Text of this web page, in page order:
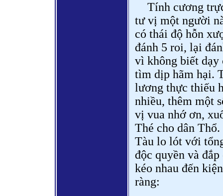
Tính cương
tư vị một người
có thái độ hỗn
đánh 5 roi, lại
vì không biết dạy
tìm dịp hãm hại.
lương thực thiếu
nhiều, thêm một
vị vua nhớ ơn,
Thé cho dân
Tàu lo lót với
độc quyền và
kéo nhau đến
ràng: